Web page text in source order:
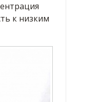
к низким